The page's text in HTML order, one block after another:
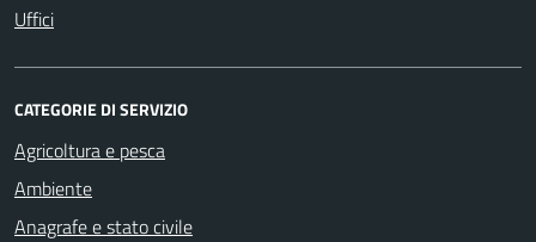
Uffici
CATEGORIE DI SERVIZIO
Agricoltura e pesca
Ambiente
Anagrafe e stato civile